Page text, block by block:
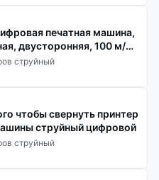
печатная машина,
двусторонняя, 100 м/
струйный
чтобы свернуть принтер
струйный цифровой
струйный